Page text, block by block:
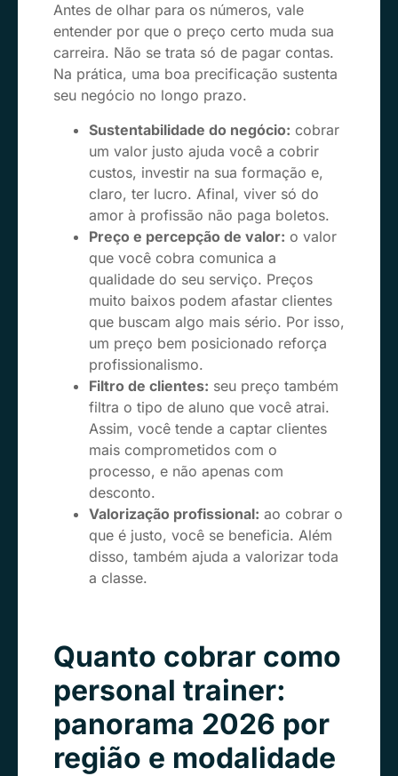
Antes de olhar para os números, vale
entender por que o preço certo muda sua
carreira. Não se trata só de pagar contas.
Na prática, uma boa precificação sustenta
seu negócio no longo prazo.
Sustentabilidade do negócio: cobrar
um valor justo ajuda você a cobrir
custos, investir na sua formação e,
claro, ter lucro. Afinal, viver só do
amor à profissão não paga boletos.
Preço e percepção de valor: o valor
que você cobra comunica a
qualidade do seu serviço. Preços
muito baixos podem afastar clientes
que buscam algo mais sério. Por isso,
um preço bem posicionado reforça
profissionalismo.
Filtro de clientes: seu preço também
filtra o tipo de aluno que você atrai.
Assim, você tende a captar clientes
mais comprometidos com o
processo, e não apenas com
desconto.
Valorização profissional: ao cobrar o
que é justo, você se beneficia. Além
disso, também ajuda a valorizar toda
a classe.
Quanto cobrar como
personal trainer:
panorama 2026 por
região e modalidade